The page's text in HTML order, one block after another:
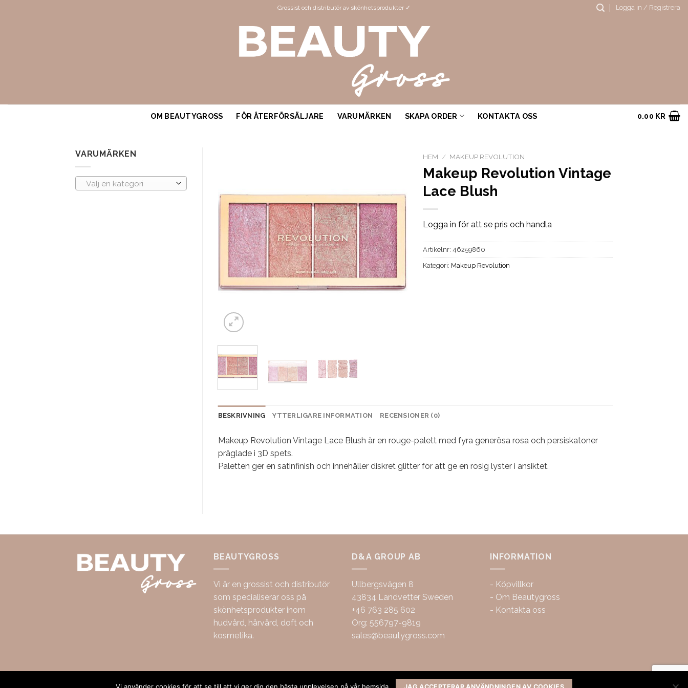
Grossist och distributör av skönhetsprodukter ✓ Logga in / Registrera
OM BEAUTYGROSS FÖR ÅTERFÖRSÄLJARE VARUMÄRKEN SKAPA ORDER KONTAKTA OSS 0.00 KR
VARUMÄRKEN
Välj en kategori
HEM / MAKEUP REVOLUTION
Makeup Revolution Vintage
Lace Blush
Logga in för att se pris och handla
Artikelnr:46259860
Kategori: Makeup Revolution
BESKRIVNING YTTERLIGARE INFORMATION RECENSIONER (0)
Makeup Revolution Vintage Lace Blush är en rouge-palett med fyra generösa rosa och persiskatoner
präglade i 3D spets.
Paletten ger en satinfinish och innehåller diskret glitter för att ge en rosig lyster i ansiktet.
BEAUTYGROSS
Vi är en grossist och distributör
som specialiserar oss på
skönhetsprodukter inom
hudvård, hårvård, doft och
kosmetika.
D&A GROUP AB
Ullbergsvägen 8
43834 Landvetter Sweden
+46 763 285 602
Org: 556797-9819
sales@beautygross.com
INFORMATION
- Köpvillkor
- Om Beautygross
- Kontakta oss
Vi använder cookies för att se till att vi ger dig den bästa upplevelsen på vår hemsida.